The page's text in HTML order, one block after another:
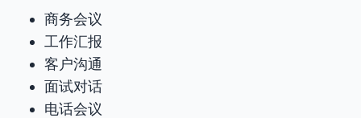
商务会议
工作汇报
客户沟通
面试对话
电话会议